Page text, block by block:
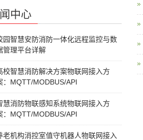
中心
园智慧安防消防一体化远程监控与数
管理平台详解
校智慧消防解决方案物联网接入方
：MQTT/MODBUS/API
慧消防物联感知系统物联网接入方
：MQTT/MODBUS/API
老机构消控室值守机器人物联网接入